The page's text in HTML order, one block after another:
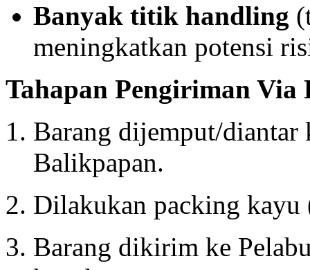
Banyak titik handling
meningkatkan potensi
Tahapan Pengiriman Via
Barang dijemput/diantar
Balikpapan.
Dilakukan packing
Barang dikirim ke